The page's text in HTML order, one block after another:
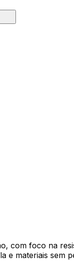
com foco na
e materiais